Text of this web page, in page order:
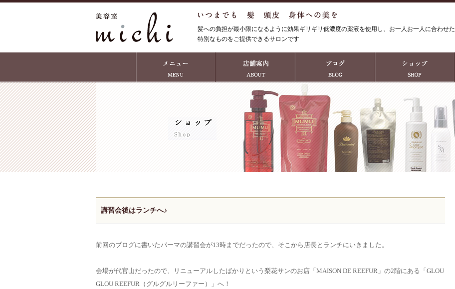
髪への負担が最小限になるように効果ギリギリ低濃度の薬液を使用し、お一人お一人に合わせた
特別なものをご提供できるサロンです
講習会後はランチへ♪
前回のブログに書いたパーマの講習会が13時までだったので、そこから店長とランチにいきました。
会場が代官山だったので、リニューアルしたばかりという梨花サンのお店「MAISON DE REEFUR」の2階にある「GLOU
GLOU REEFUR（グルグルリーファー）」へ！